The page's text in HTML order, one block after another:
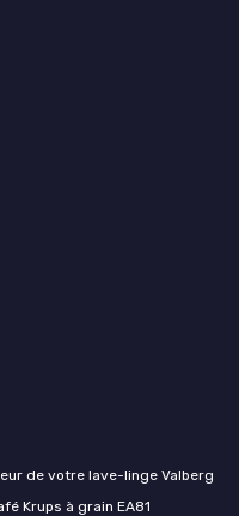
de votre lave-linge Valberg
Krups à grain EA81